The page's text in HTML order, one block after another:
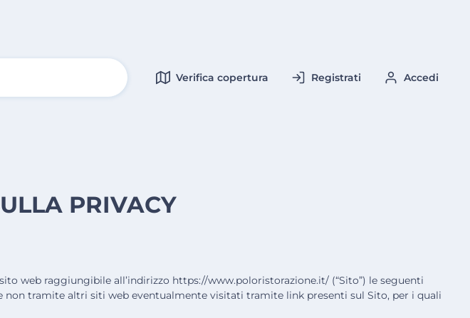
Verifica copertura Registrati Accedi
PRIVACY
web raggiungibile all’indirizzo https://www.poloristorazione.it/ (“Sito”) le seguenti
tramite altri siti web eventualmente visitati tramite link presenti sul Sito, per i quali